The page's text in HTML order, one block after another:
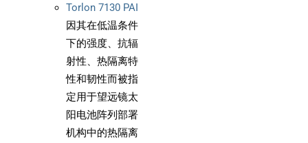
Torlon 7130 PAI
因其在低温条件
下的强度、抗辐
射性、热隔离特
性和韧性而被指
定用于望远镜太
阳电池阵列部署
机构中的热隔离